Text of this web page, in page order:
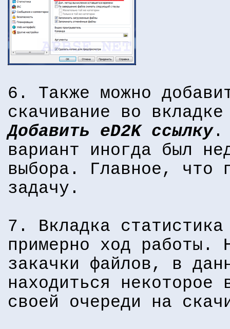
6. Также можно
скачивание во
Добавить eD2K ссылку.
вариант иногда был
выбора. Главное, что
задачу.
7. Вкладка статистика
примерно ход работы.
закачки файлов, в
находиться некоторое
своей очереди на